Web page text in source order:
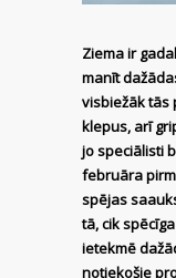
Ziema ir
manīt
visbiežāk tās
klepus, arī
jo speciālisti
februāra
spējas
tā, cik
ietekmē
notiekošie